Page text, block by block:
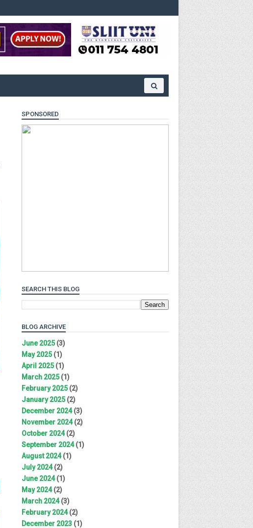
SPONSORED
SEARCH THIS BLOG
BLOG ARCHIVE
June 2025(3)
May 2025(1)
April 2025(1)
March 2025(1)
February 2025(2)
January 2025(2)
December 2024(3)
November 2024(2)
October 2024(2)
September 2024(1)
August 2024(1)
July 2024(2)
June 2024(1)
May 2024(2)
March 2024(3)
February 2024(2)
December 2023 (1)